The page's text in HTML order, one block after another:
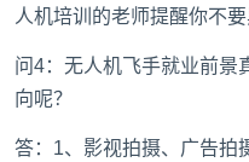
人机培训的老师提醒你不
问4：无人机飞手就业前景
向呢？
答：1、影视拍摄、广告拍